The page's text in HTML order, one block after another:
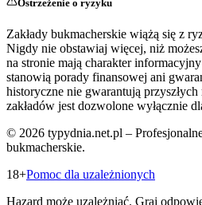
Ostrzeżenie o ryzyku
Zakłady bukmacherskie wiążą się z
Nigdy nie obstawiaj więcej, niż
na stronie mają charakter
stanowią porady finansowej ani
historyczne nie gwarantują
zakładów jest dozwolone wyłącznie
© 2026 typydnia.net.pl –
bukmacherskie.
18+Pomoc dla uzależnionych
Hazard może uzależniać. Graj